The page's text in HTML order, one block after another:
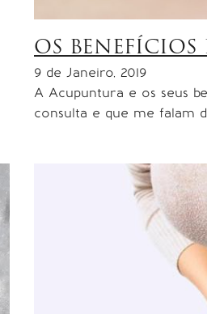
OS
9 de Janeiro, 2019
A Acupuntura e os seus
consulta e que me falam